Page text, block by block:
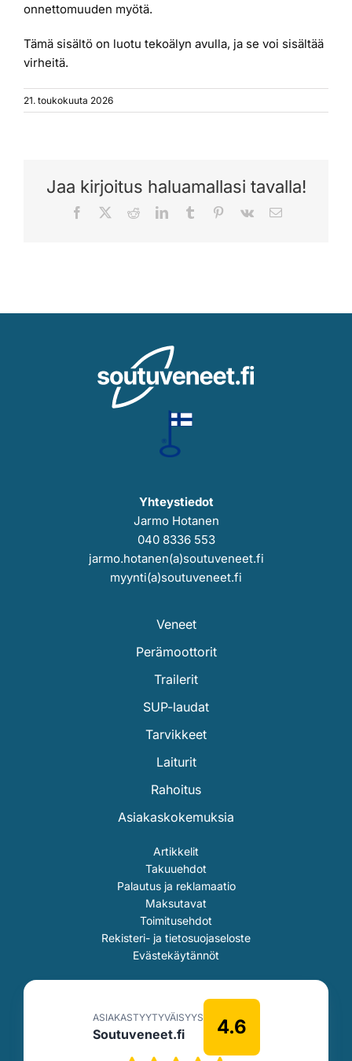
onnettomuuden myötä.
Tämä sisältö on luotu tekoälyn avulla, ja se voi sisältää
virheitä.
21. toukokuuta 2026
Jaa kirjoitus haluamallasi tavalla!
Facebook RedditLinkedInTumblr Pinterest
Vk Sähköposti
Yhteystiedot
Jarmo Hotanen
040 8336 553
jarmo.hotanen(a)soutuveneet.fi
myynti(a)soutuveneet.fi
Veneet
Perämoottorit
Trailerit
SUP-laudat
Tarvikkeet
Laiturit
Rahoitus
Asiakaskokemuksia
Artikkelit
Takuuehdot
Palautus ja reklamaatio
Maksutavat
Toimitusehdot
Rekisteri- ja tietosuojaseloste
Evästekäytännöt
ASIAKASTYYTYVÄISYYS
Soutuveneet.fi 4.6